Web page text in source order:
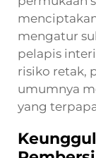
mengatur
pelapis
risiko retak,
umumnya
yang